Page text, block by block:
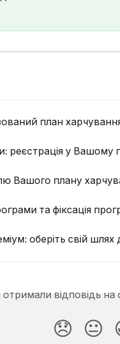
план
реєстрація у Вашому
Вашого плану
та фіксація
оберіть свій шлях
отримали відповідь на
😞 😐